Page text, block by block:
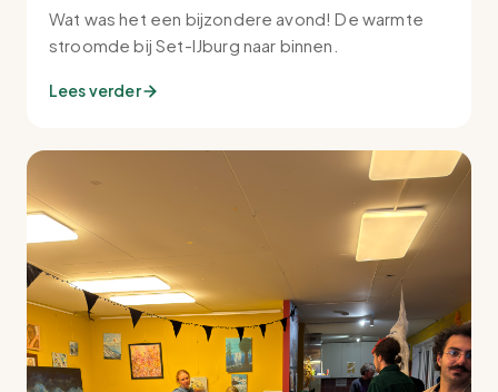
Wat was het een bijzondere avond! De warmte
stroomde bij Set-IJburg naar binnen.
Lees verder